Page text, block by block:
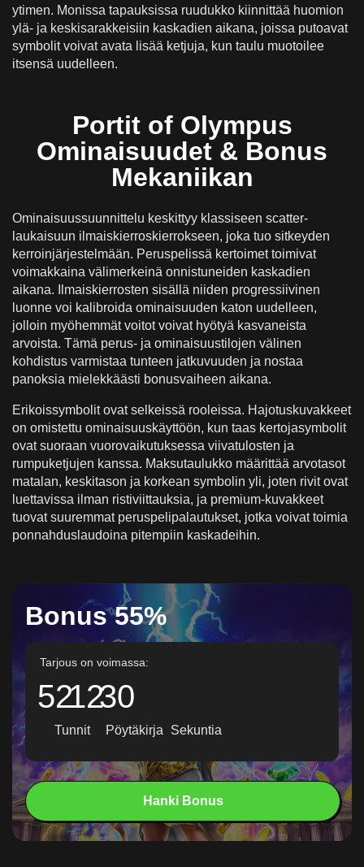
ytimen. Monissa tapauksissa ruudukko kiinnittää huomion
ylä- ja keskisarakkeisiin kaskadien aikana, joissa putoavat
symbolit voivat avata lisää ketjuja, kun taulu muotoilee
itsensä uudelleen.
Portit of Olympus
Ominaisuudet & Bonus
Mekaniikan
Ominaisuussuunnittelu keskittyy klassiseen scatter-
laukaisuun ilmaiskierroskierrokseen, joka tuo sitkeyden
kerroinjärjestelmään. Peruspelissä kertoimet toimivat
voimakkaina välimerkeinä onnistuneiden kaskadien
aikana. Ilmaiskierrosten sisällä niiden progressiivinen
luonne voi kalibroida ominaisuuden katon uudelleen,
jolloin myöhemmät voitot voivat hyötyä kasvaneista
arvoista. Tämä perus- ja ominaisuustilojen välinen
kohdistus varmistaa tunteen jatkuvuuden ja nostaa
panoksia mielekkäästi bonusvaiheen aikana.
Erikoissymbolit ovat selkeissä rooleissa. Hajotuskuvakkeet
on omistettu ominaisuuskäyttöön, kun taas kertojasymbolit
ovat suoraan vuorovaikutuksessa viivatulosten ja
rumpuketjujen kanssa. Maksutaulukko määrittää arvotasot
matalan, keskitason ja korkean symbolin yli, joten rivit ovat
luettavissa ilman ristiviittauksia, ja premium-kuvakkeet
tuovat suuremmat peruspelipalautukset, jotka voivat toimia
ponnahduslaudoina pitempiin kaskadeihin.
Bonus 55%
Tarjous on voimassa:
521228
Tunnit Pöytäkirja Sekuntia
Hanki Bonus